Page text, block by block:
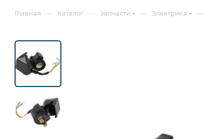
Главная — Каталог — Запчасти — Электрика —